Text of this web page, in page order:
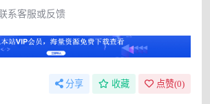
系客服或反馈
分享 收藏 点赞(0)